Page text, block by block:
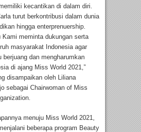
kecantikan di dalam diri.
turut berkontribusi dalam dunia
hingga enterprenuership.
Kami meminta dukungan serta
masyarakat Indonesia agar
berjuang dan mengharumkan
di ajang Miss World 2021,”
disampaikan oleh Liliana
sebagai Chairwoman of Miss
menuju Miss World 2021,
beberapa program Beauty